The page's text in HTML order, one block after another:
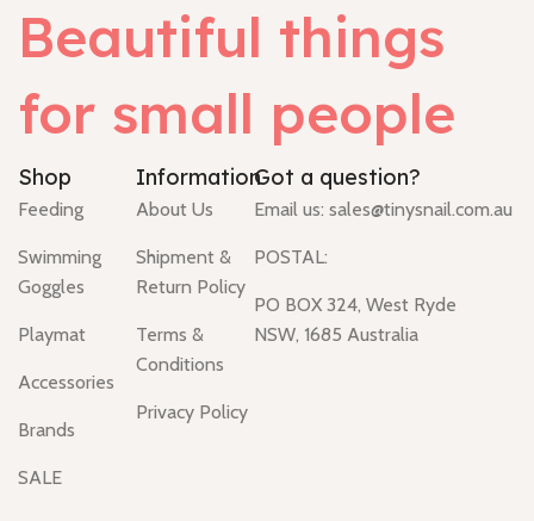
Beautiful things
for small people
Shop
Feeding
Swimming
Goggles
Playmat
Accessories
Brands
SALE
Information
About Us
Shipment &
Return Policy
Terms &
Conditions
Privacy Policy
Got a question?
Email us: sales@tinysnail.com.au
POSTAL:
PO BOX 324, West Ryde
NSW, 1685 Australia